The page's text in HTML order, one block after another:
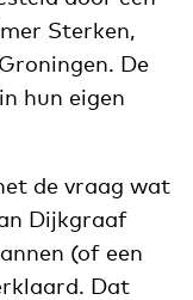
Sterken,
De
hun eigen
de vraag wat
Dijkgraaf
(of een
Dat